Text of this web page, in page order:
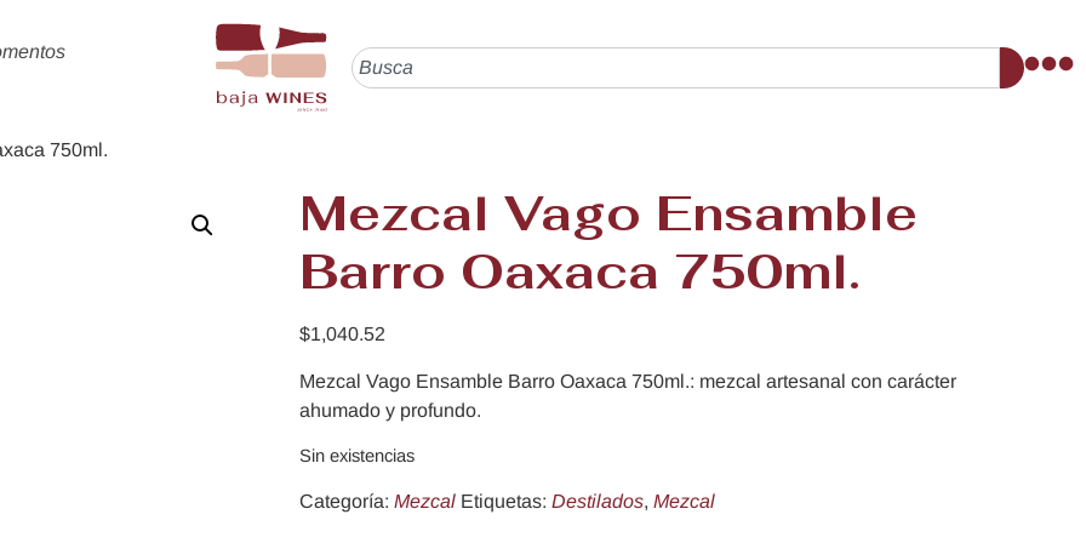
750ml.
Mezcal Vago Ensamble
Barro Oaxaca 750ml.
$1,040.52
Mezcal Vago Ensamble Barro Oaxaca 750ml.: mezcal artesanal con carácter
ahumado y profundo.
Sin existencias
Categoría: Mezcal Etiquetas: Destilados, Mezcal